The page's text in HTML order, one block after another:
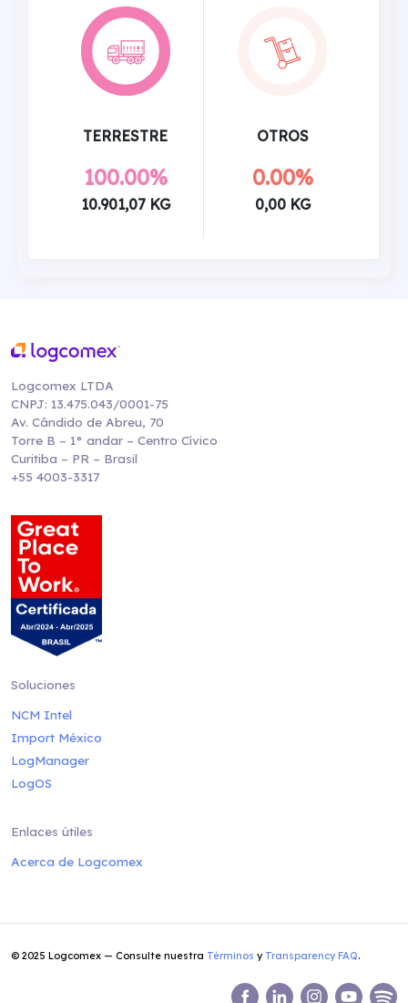
TERRESTRE
100.00%
10.901,07 KG
OTROS
0.00%
0,00 KG
Logcomex LTDA
CNPJ: 13.475.043/0001-75
Av. Cândido de Abreu, 70
Torre B – 1° andar – Centro Cívico
Curitiba – PR – Brasil
+55 4003-3317
Soluciones
NCM Intel
Import México
LogManager
LogOS
Enlaces útiles
Acerca de Logcomex
© 2025 Logcomex — Consulte nuestra Términos y Transparency FAQ.